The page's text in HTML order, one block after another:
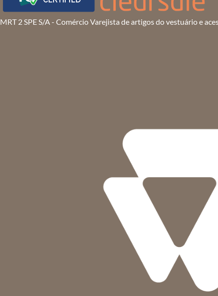
MRT 2 SPE S/A - Comércio Varejista de artigos do vestuário e